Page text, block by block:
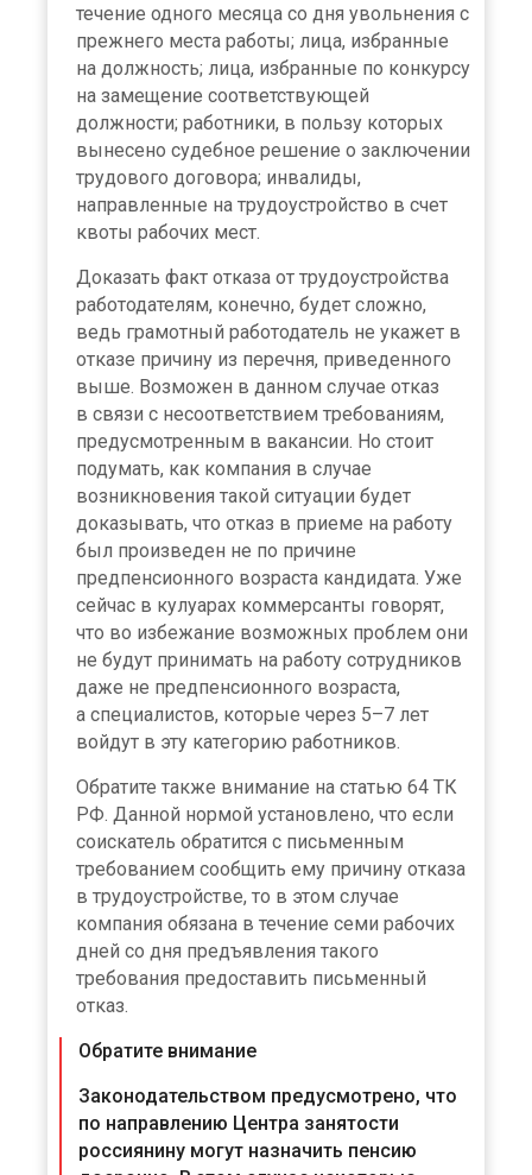
течение одного месяца со дня увольнения с
прежнего места работы; лица, избранные
на должность; лица, избранные по конкурсу
на замещение соответствующей
должности; работники, в пользу которых
вынесено судебное решение о заключении
трудового договора; инвалиды,
направленные на трудоустройство в счет
квоты рабочих мест.
Доказать факт отказа от трудоустройства
работодателям, конечно, будет сложно,
ведь грамотный работодатель не укажет в
отказе причину из перечня, приведенного
выше. Возможен в данном случае отказ
в связи с несоответствием требованиям,
предусмотренным в вакансии. Но стоит
подумать, как компания в случае
возникновения такой ситуации будет
доказывать, что отказ в приеме на работу
был произведен не по причине
предпенсионного возраста кандидата. Уже
сейчас в кулуарах коммерсанты говорят,
что во избежание возможных проблем они
не будут принимать на работу сотрудников
даже не предпенсионного возраста,
а специалистов, которые через 5–7 лет
войдут в эту категорию работников.
Обратите также внимание на статью 64 ТК
РФ. Данной нормой установлено, что если
соискатель обратится с письменным
требованием сообщить ему причину отказа
в трудоустройстве, то в этом случае
компания обязана в течение семи рабочих
дней со дня предъявления такого
требования предоставить письменный
отказ.
Обратите внимание
Законодательством предусмотрено, что
по направлению Центра занятости
россиянину могут назначить пенсию